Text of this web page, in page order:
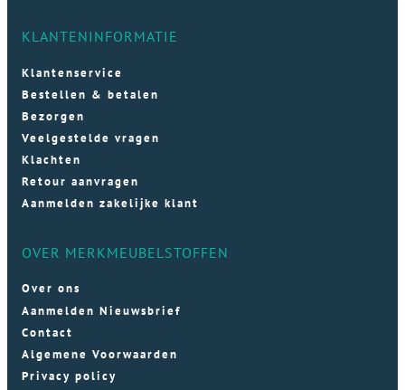
KLANTENINFORMATIE
Klantenservice
Bestellen & betalen
Bezorgen
Veelgestelde vragen
Klachten
Retour aanvragen
Aanmelden zakelijke klant
OVER MERKMEUBELSTOFFEN
Over ons
Aanmelden Nieuwsbrief
Contact
Algemene Voorwaarden
Privacy policy